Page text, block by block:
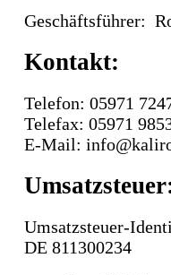
Geschäftsführer:
Kontakt:
Telefon: 05971
Telefax: 05971
E-Mail:
Umsatzsteuer-
DE 811300234